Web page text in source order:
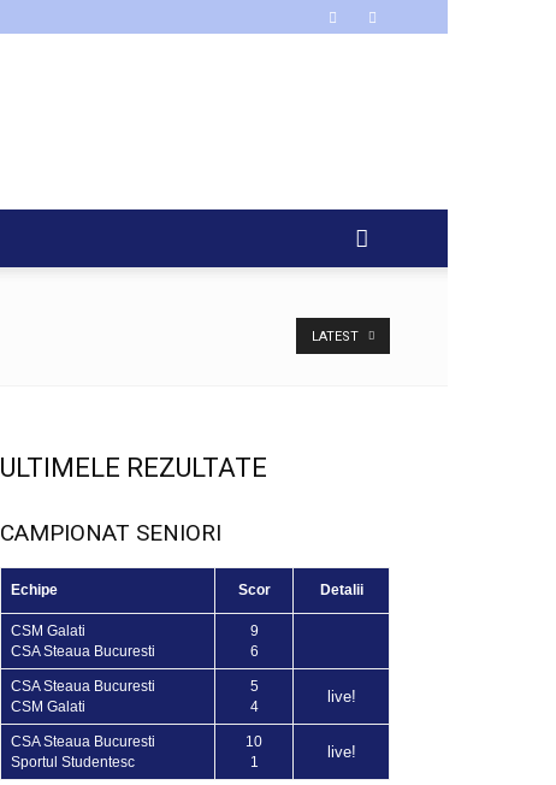
LATEST
ULTIMELE REZULTATE
CAMPIONAT SENIORI
Echipe Scor Detalii
CSM Galati
CSA Steaua Bucuresti
9
6
CSA Steaua Bucuresti
CSM Galati
5
4
live!
CSA Steaua Bucuresti
Sportul Studentesc
10
1
live!